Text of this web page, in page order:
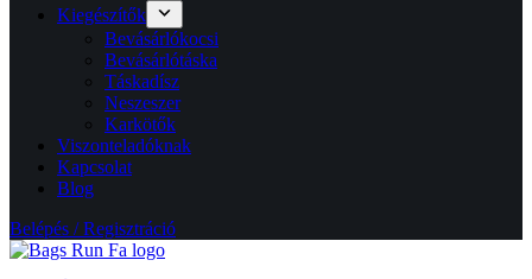
Kiegészítők
Bevásárlókocsi
Bevásárlótáska
Táskadísz
Neszeszer
Karkötők
Viszonteladóknak
Kapcsolat
Blog
Belépés / Regisztráció